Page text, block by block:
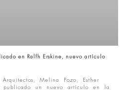
en Ralfh Erskine, nuevo artículo
Melina Pozo, Esther
un nuevo artículo en la